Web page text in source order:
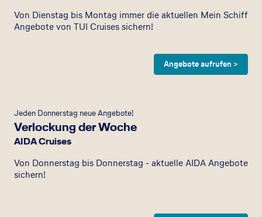
Von Dienstag bis Montag immer die aktuellen Mein Schiff
Angebote von TUI Cruises sichern!
Angebote aufrufen >
Jeden Donnerstag neue Angebote!
Verlockung der Woche
AIDA Cruises
Von Donnerstag bis Donnerstag - aktuelle AIDA Angebote
sichern!